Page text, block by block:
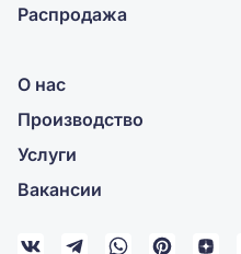
Распродажа
О нас
Производство
Услуги
Вакансии